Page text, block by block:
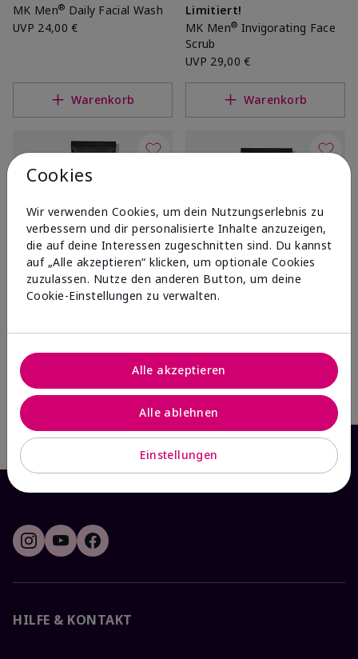
MK Men® Daily Facial Wash
UVP 24,00 €
Warenkorb
Limitiert!
MK Men® Invigorating Face
Scrub
UVP 29,00 €
Warenkorb
MKMen®Moisturizing Shave
UVP28,00 €
Warenkorb
MKMen
UVP45,00 €
Warenkorb
HILFE & KONTAKT
Cookies
Wir verwenden Cookies, um dein Nutzungserlebnis zu
verbessern und dir personalisierte Inhalte anzuzeigen,
die auf deine Interessen zugeschnitten sind. Du kannst
auf „Alle akzeptieren“ klicken, um optionale Cookies
zuzulassen. Nutze den anderen Button, um deine
Cookie-Einstellungen zu verwalten.
Einstellungen
Alle ablehnen
Alle akzeptieren